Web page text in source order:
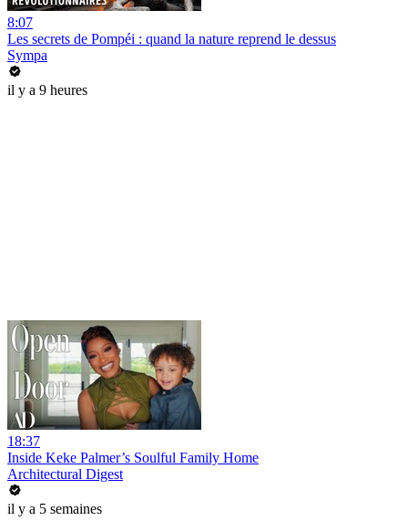
8:07
Les secrets de Pompéi : quand la nature reprend le dessus
Sympa
il y a 9 heures
18:37
Inside Keke Palmer’s Soulful Family Home
Architectural Digest
il y a 5 semaines